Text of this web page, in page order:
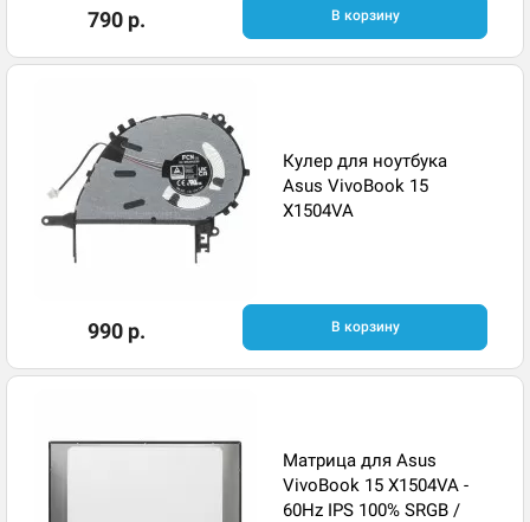
790 р. В корзину
Кулер для ноутбука
Asus VivoBook 15
X1504VA
990 р. В корзину
Матрица для Asus
VivoBook 15 X1504VA -
60Hz IPS 100% SRGB /